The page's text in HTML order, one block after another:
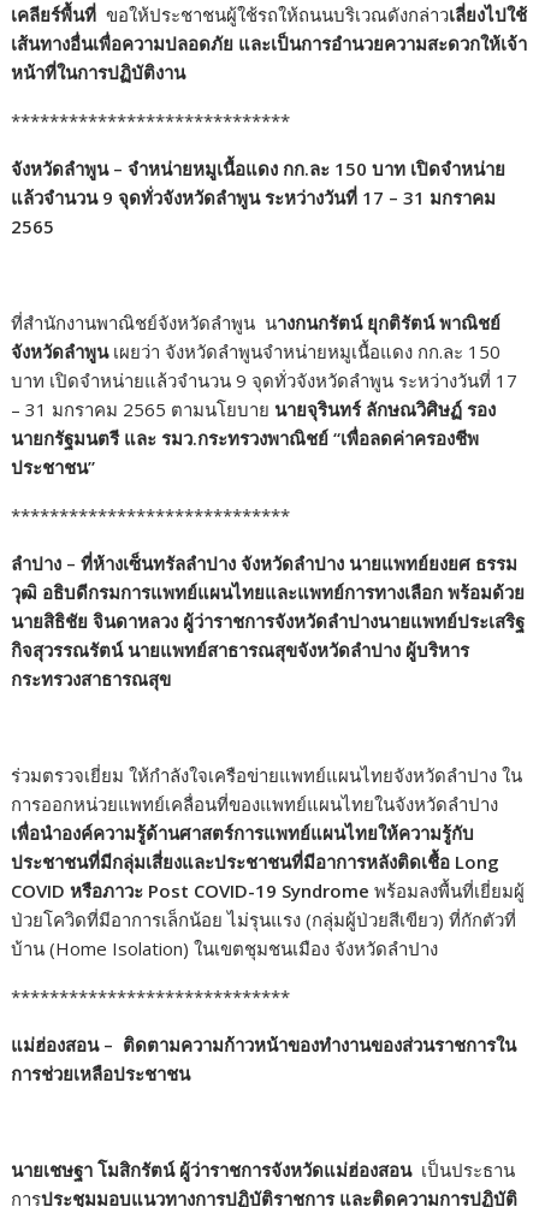
เคลียร์​พื้นที่ ขอให้ประชาชน​ผู้ใช้รถให้ถนนบริเวณดังกล่าวเลี่ยงไปใช้
เส้นทางอื่นเพื่อความปลอดภั​ย และเป็นการอำนวยความสะดวกให้เจ้า
หน้าที่ในการปฏิบัติ​งาน
*****************************
จังหวัดลำพูน – จำหน่ายหมูเนื้อแดง กก.ละ 150 บาท เปิดจำหน่าย
แล้วจำนวน 9 จุดทั่วจังหวัดลำพูน ระหว่างวันที่ 17 – 31 มกราคม
2565
ที่สำนักงานพาณิชย์จังหวัดลำพูน นางกนกรัตน์ ยุกติรัตน์ พาณิชย์
จังหวัดลำพูน เผยว่า จังหวัดลำพูนจำหน่ายหมูเนื้อแดง กก.ละ 150
บาท เปิดจำหน่ายแล้วจำนวน 9 จุดทั่วจังหวัดลำพูน ระหว่างวันที่ 17
– 31 มกราคม 2565 ตามนโยบาย นายจุรินทร์ ลักษณวิศิษฏ์ รอง
นายกรัฐมนตรี และ รมว.กระทรวงพาณิชย์ “เพื่อลดค่าครองชีพ
ประชาชน”
*****************************
ลำปาง – ที่ห้างเซ็นทรัลลำปาง จังหวัดลำปาง นายแพทย์ยงยศ ธรรม
วุฒิ อธิบดีกรมการแพทย์แผนไทยและแพทย์การทางเลือก พร้อมด้วย
นายสิธิชัย จินดาหลวง ผู้ว่าราชการจังหวัดลำปางนายแพทย์ประเสริฐ
กิจสุวรรณรัตน์ นายแพทย์สาธารณสุขจังหวัดลำปาง ผู้บริหาร
กระทรวงสาธารณสุข
ร่วมตรวจเยี่ยม ให้กำลังใจเครือข่ายแพทย์แผนไทยจังหวัดลำปาง ใน
การออกหน่วยแพทย์เคลื่อนที่ของแพทย์แผนไทยในจังหวัดลำปาง
เพื่อนำองค์ความรู้ด้านศาสตร์การแพทย์แผนไทยให้ความรู้กับ
ประชาชนที่มีกลุ่มเสี่ยงและประชาชนที่มีอาการหลังติดเชื้อ Long
COVID หรือภาวะ Post COVID-19 Syndrome พร้อมลงพื้นที่เยี่ยมผู้
ป่วยโควิดที่มีอาการเล็กน้อย ไม่รุนแรง (กลุ่มผู้ป่วยสีเขียว) ที่กักตัวที่
บ้าน (Home Isolation) ในเขตชุมชนเมือง จังหวัดลำปาง
*****************************
แม่ฮ่องสอน – ติดตามความก้าวหน้าของทำงานของส่วนราชการใน
การช่วยเหลือประชาชน
นายเชษฐา โมสิกรัตน์ ผู้ว่าราชการจังหวัดแม่ฮ่องสอนเป็นประธาน
การประชุมมอบแนวทางการปฏิบัติราชการ และติดความการปฏิบัติ